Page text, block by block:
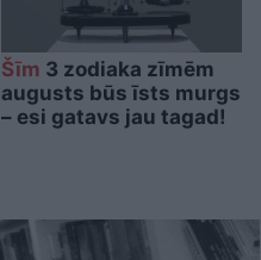
Šīm 3 zodiaka zīmēm
augusts būs īsts murgs
– esi gatavs jau tagad!